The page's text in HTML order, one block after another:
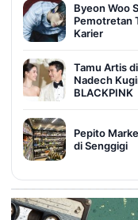
Byeon Woo
Pemotretan
Karier
Tamu Artis
Nadech
BLACKPINK
Pepito
di Senggigi